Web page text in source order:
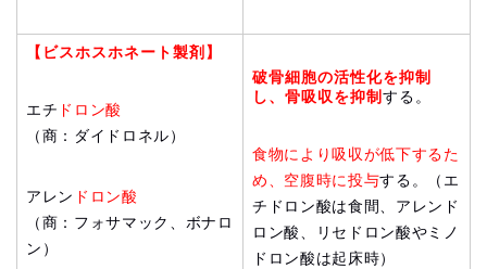
【ビスホスホネート製剤】
エチ ドロン酸
（商：ダイドロネル）
アレン ドロン酸
（商：フォサマック、ボナロ
ン）
破骨細胞の活性化を抑制
し、骨吸収を抑制 する。
食物により吸収が低下するた
め、空腹時に投与する。（エ
チドロン酸は食間、アレンド
ロン酸、リセドロン酸やミノ
ドロン酸は起床時）